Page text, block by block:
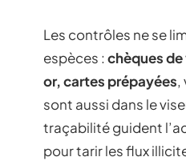
Les contrôles ne se
espèces : chèques
or, cartes prépayées,
sont aussi dans le
traçabilité guident
pour tarir les flux